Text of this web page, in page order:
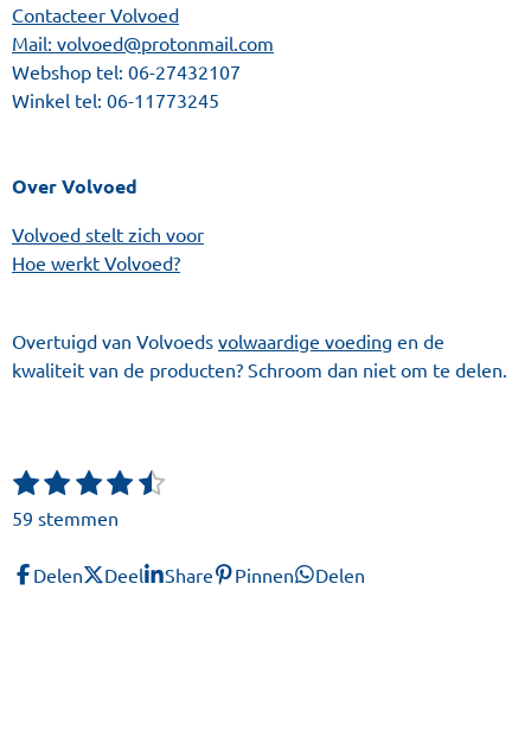
Contacteer Volvoed
Mail: volvoed@protonmail.com
Webshop tel: 06-27432107
Winkel tel: 06-11773245
Over Volvoed
Volvoed stelt zich voor
Hoe werkt Volvoed?
Overtuigd van Volvoeds volwaardige voeding en de
kwaliteit van de producten? Schroom dan niet om te delen.
R
a
1
s
e
r
2
s
e
3
s
e
4
s
e
5
e
S
m
59 stemmen
Delen Deel Share Pinnen Delen